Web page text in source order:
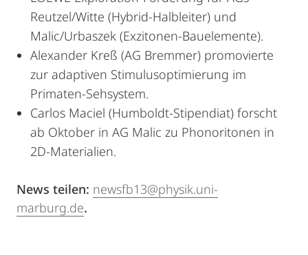
Reutzel/Witte (Hybrid-Halbleiter) und
Malic/Urbaszek (Exzitonen-Bauelemente).
Alexander Kreß (AG Bremmer) promovierte
zur adaptiven Stimulusoptimierung im
Primaten-Sehsystem.
Carlos Maciel (Humboldt-Stipendiat) forscht
ab Oktober in AG Malic zu Phonoritonen in
2D-Materialien.
News teilen: newsfb13@physik.uni-
marburg.de.